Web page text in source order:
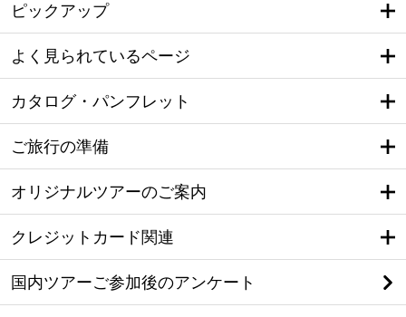
ピックアップ
よく見られているページ
カタログ・パンフレット
ご旅行の準備
オリジナルツアーのご案内
クレジットカード関連
国内ツアーご参加後のアンケート